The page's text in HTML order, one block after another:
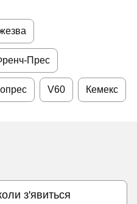
Прес
V60 Кемекс
з'явиться